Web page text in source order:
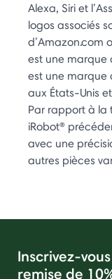
Alexa, Siri et
logos associés
d’Amazon.com
est une marque
est une marque
aux États-Unis
Par rapport à la
iRobot®
avec une
autres pièces
Inscrivez-
remise de